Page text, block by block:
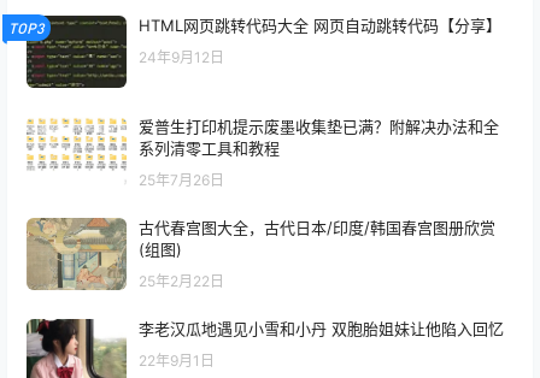
TOP3 HTML网页跳转代码大全 网页自动跳转代码【分享】
24年9月12日
爱普生打印机提示废墨收集垫已满？附解决办法和全
系列清零工具和教程
25年7月26日
古代春宫图大全，古代日本/印度/韩国春宫图册欣赏
(组图)
25年2月22日
李老汉瓜地遇见小雪和小丹 双胞胎姐妹让他陷入回忆
22年9月1日